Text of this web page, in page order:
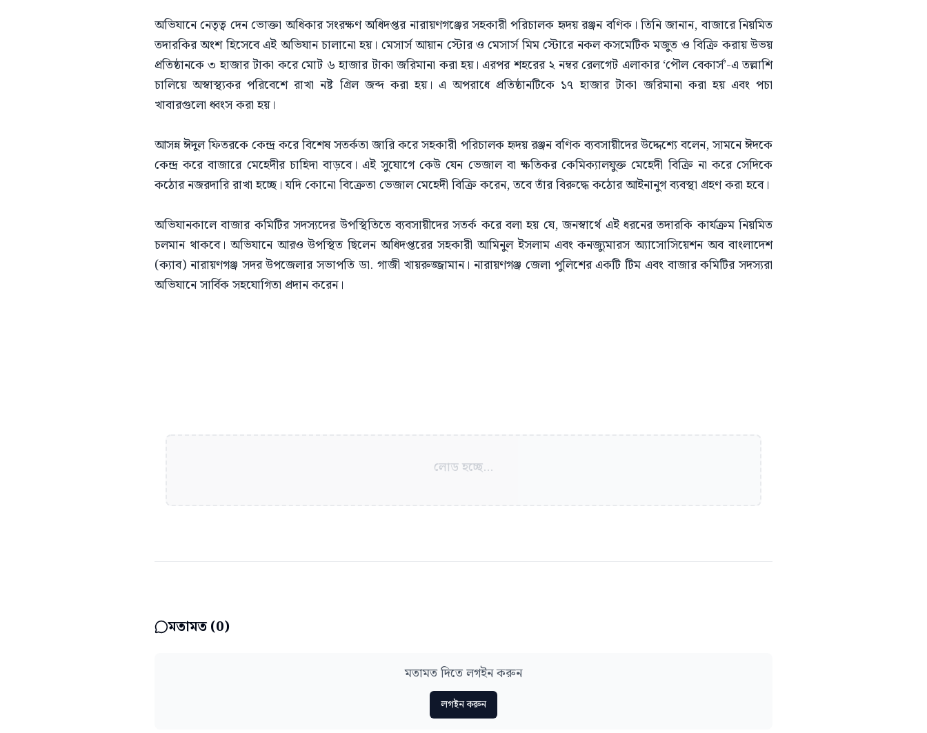
অভিযানে নেতৃত্ব দেন ভোক্তা অধিকার সংরক্ষণ অধিদপ্তর নারায়ণগঞ্জের সহকারী পরিচালক হৃদয় রঞ্জন বণিক। তিনি জানান, বাজারে নিয়মিত
তদারকির অংশ হিসেবে এই অভিযান চালানো হয়। মেসার্স আয়ান স্টোর ও মেসার্স মিম স্টোরে নকল কসমেটিক মজুত ও বিক্রি করায় উভয়
প্রতিষ্ঠানকে ৩ হাজার টাকা করে মোট ৬ হাজার টাকা জরিমানা করা হয়। এরপর শহরের ২ নম্বর রেলগেট এলাকার ‘পৌল বেকার্স’-এ তল্লাশি
চালিয়ে অস্বাস্থ্যকর পরিবেশে রাখা নষ্ট গ্রিল জব্দ করা হয়। এ অপরাধে প্রতিষ্ঠানটিকে ১৭ হাজার টাকা জরিমানা করা হয় এবং পচা
খাবারগুলো ধ্বংস করা হয়।
আসন্ন ঈদুল ফিতরকে কেন্দ্র করে বিশেষ সতর্কতা জারি করে সহকারী পরিচালক হৃদয় রঞ্জন বণিক ব্যবসায়ীদের উদ্দেশ্যে বলেন, সামনে ঈদকে
কেন্দ্র করে বাজারে মেহেদীর চাহিদা বাড়বে। এই সুযোগে কেউ যেন ভেজাল বা ক্ষতিকর কেমিক্যালযুক্ত মেহেদী বিক্রি না করে সেদিকে
কঠোর নজরদারি রাখা হচ্ছে। যদি কোনো বিক্রেতা ভেজাল মেহেদী বিক্রি করেন, তবে তাঁর বিরুদ্ধে কঠোর আইনানুগ ব্যবস্থা গ্রহণ করা হবে।
অভিযানকালে বাজার কমিটির সদস্যদের উপস্থিতিতে ব্যবসায়ীদের সতর্ক করে বলা হয় যে, জনস্বার্থে এই ধরনের তদারকি কার্যক্রম নিয়মিত
চলমান থাকবে। অভিযানে আরও উপস্থিত ছিলেন অধিদপ্তরের সহকারী আমিনুল ইসলাম এবং কনজ্যুমারস অ্যাসোসিয়েশন অব বাংলাদেশ
(ক্যাব) নারায়ণগঞ্জ সদর উপজেলার সভাপতি ডা. গাজী খায়রুজ্জামান। নারায়ণগঞ্জ জেলা পুলিশের একটি টিম এবং বাজার কমিটির সদস্যরা
অভিযানে সার্বিক সহযোগিতা প্রদান করেন।
লোড হচ্ছে...
মতামত (0)
মতামত দিতে লগইন করুন
লগইন করুন